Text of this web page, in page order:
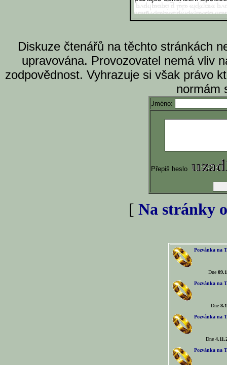
Diskuze čtenářů na těchto stránkách
upravována. Provozovatel nemá vliv
zodpovědnost. Vyhrazuje si však právo
normám
Jméno:
Přepiš heslo
[ Na stránky
Pozvánka na
Dne
Pozvánka na
Dne
Pozvánka na
Dne
Pozvánka na